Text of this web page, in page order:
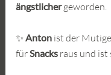
ängstlichergeworden.
✨Anton ist der
fürSnacks raus und